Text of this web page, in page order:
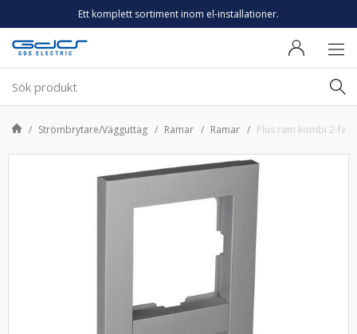
Ett komplett sortiment inom el-installationer.
Strömbrytare/Vägguttag Ramar Ramar Plus ram kombi 2-